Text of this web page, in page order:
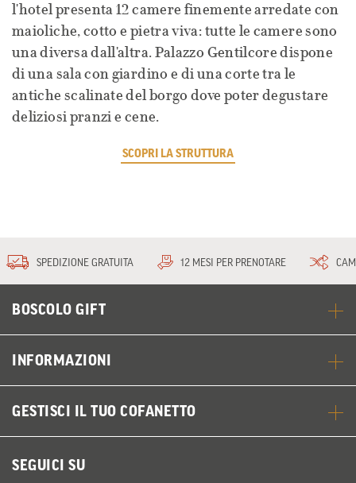
l'hotel presenta 12 camere finemente arredate con
maioliche, cotto e pietra viva: tutte le camere sono
una diversa dall'altra. Palazzo Gentilcore dispone
di una sala con giardino e di una corte tra le
antiche scalinate del borgo dove poter degustare
deliziosi pranzi e cene.
SCOPRI LA STRUTTURA
SPEDIZIONE GRATUITA 12 MESI PER PRENOTARE
BOSCOLO GIFT
INFORMAZIONI
GESTISCI IL TUO COFANETTO
SEGUICI SU